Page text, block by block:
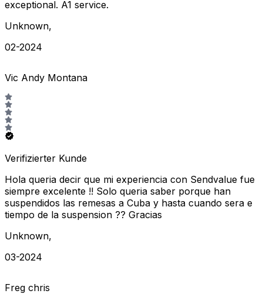
exceptional. A1 service.
Unknown,
02-2024
Vic Andy Montana
Verifizierter Kunde
Hola queria decir que mi experiencia con Sendvalue fue
siempre excelente !! Solo queria saber porque han
suspendidos las remesas a Cuba y hasta cuando sera e
tiempo de la suspension ?? Gracias
Unknown,
03-2024
Freg chris